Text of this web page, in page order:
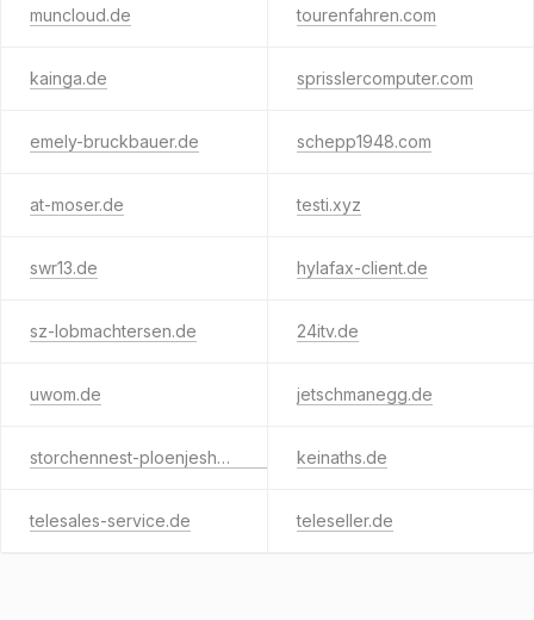
muncloud.de tourenfahren.com
kainga.de sprisslercomputer.com
emely-bruckbauer.de schepp1948.com
at-moser.de testi.xyz
swr13.de hylafax-client.de
sz-lobmachtersen.de 24itv.de
uwom.de jetschmanegg.de
storchennest-ploenjeshausen.de keinaths.de
telesales-service.de teleseller.de